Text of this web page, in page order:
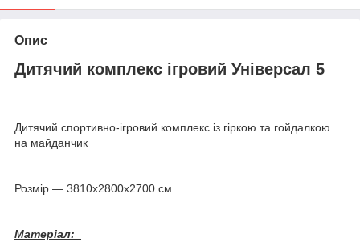
Опис
Дитячий комплекс ігровий Універсал 5
Дитячий спортивно-ігровий комплекс із гіркою та гойдалкою
на майданчик
Розмір — 3810х2800х2700 см
Матеріал: